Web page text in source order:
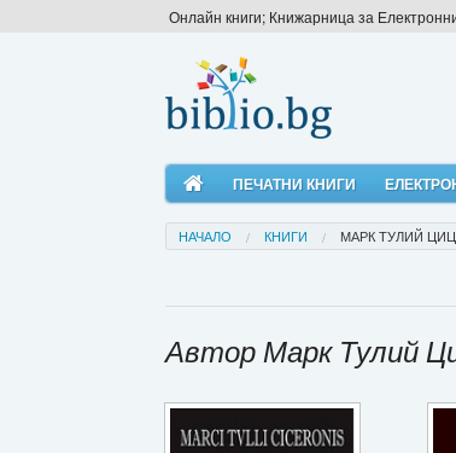
Онлайн книги; Книжарница за
ПЕЧАТНИ КНИГИ
НАЧАЛО КНИГИ МАРК ТУЛИЙ
Автор Марк Тулий